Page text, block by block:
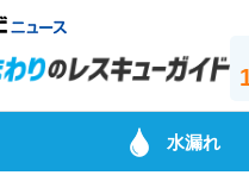
水漏れ